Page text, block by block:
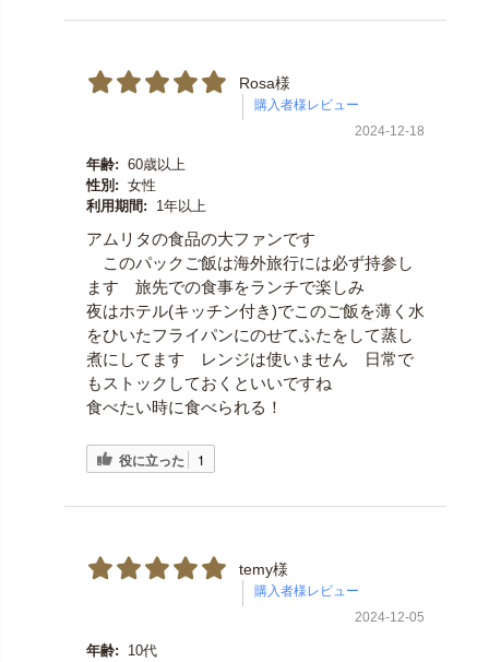
Rosa様
2024-12-18
年齢: 60歳以上
性別: 女性
利用期間:
1年以上
アムリタの食品の大ファンです
このパックご飯は海外旅行には必ず持参し
ます 旅先での食事をランチで楽しみ
夜はホテル(キッチン付き)でこのご飯を薄く水
をひいたフライパンにのせてふたをして蒸し
煮にしてます レンジは使いません 日常で
もストックしておくといいですね
食べたい時に食べられる！
役に立った 1
temy様
2024-12-05
年齢:
10代